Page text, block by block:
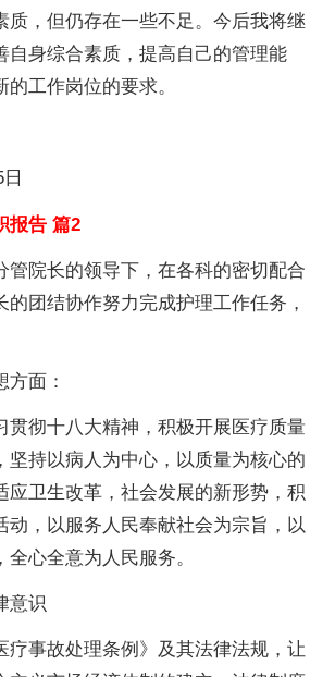
质，但仍存在一些不足。今后我将继
自身综合素质，提高自己的管理能
工作岗位的要求。
报告 篇2
管院长的领导下，在各科的密切配合
的团结协作努力完成护理工作任务，
方面：
贯彻十八大精神，积极开展医疗质量
坚持以病人为中心，以质量为核心的
应卫生改革，社会发展的新形势，积
动，以服务人民奉献社会为宗旨，以
心全意为人民服务。
意识
疗事故处理条例》及其法律法规，让